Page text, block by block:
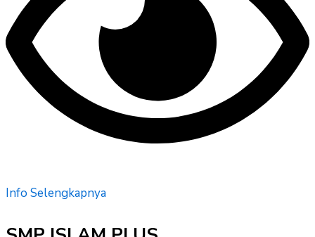
Info Selengkapnya